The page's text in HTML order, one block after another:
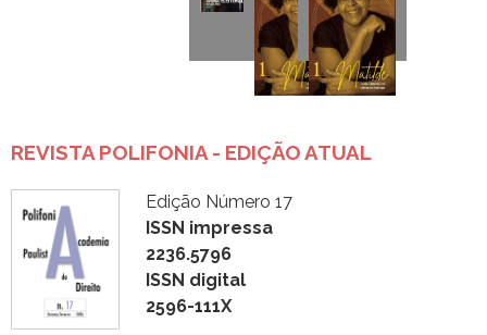
REVISTA POLIFONIA - EDIÇÃO ATUAL
Edição Número 17
ISSN impressa
2236.5796
ISSN digital
2596-111X